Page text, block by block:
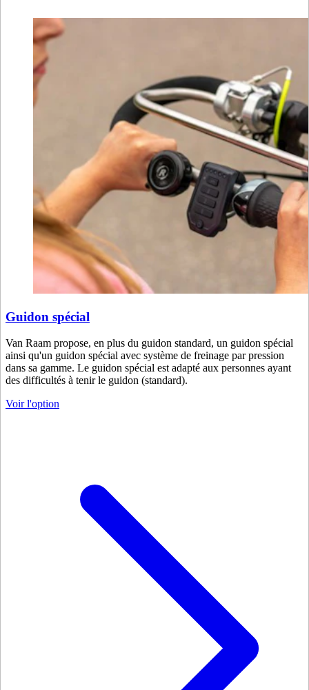
Guidon spécial
Van Raam propose, en plus du guidon standard, un guidon spécial
ainsi qu'un guidon spécial avec système de freinage par pression
dans sa gamme. Le guidon spécial est adapté aux personnes ayant
des difficultés à tenir le guidon (standard).
Voir l'option